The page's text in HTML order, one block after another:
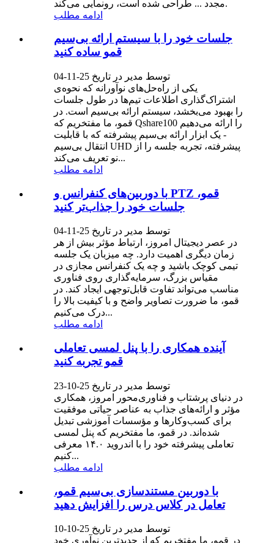
مجدد ... طراحی شده است، رونمایی می‌کند.
ادامه مطلب
جلسات خود را با سیستم ارائه بی‌سیم
قمو ساده کنید
توسط مدیر در تاریخ 25-11-04
یکی از راه‌حل‌های نوآورانه که نحوه‌ی
اشتراک‌گذاری اطلاعات تیم‌ها در طول جلسات
را بهبود می‌بخشد، سیستم ارائه بی‌سیم است. در
قمو، ما مفتخریم که Qshare100 را ارائه می‌دهیم
- یک ابزار ارائه بی‌سیم پیشرفته که با قابلیت
انتقال بی‌سیم UHD پیشرفته، تجربه جلسه را از
نو تعریف می‌کند...
ادامه مطلب
با دوربین‌های کنفرانس و PTZ قمو،
جلسات خود را جذاب‌تر کنید
توسط مدیر در تاریخ 25-11-04
در عصر دیجیتال امروز، ارتباط مؤثر بیش از هر
زمان دیگری اهمیت دارد. چه میزبان یک جلسه
تیمی کوچک باشید و چه یک کنفرانس مجازی در
مقیاس بزرگ، سرمایه‌گذاری روی فناوری
مناسب می‌تواند تفاوت قابل‌توجهی ایجاد کند. در
قمو، ما ضرورت تصاویر واضح و با کیفیت بالا را
درک می‌کنیم...
ادامه مطلب
آینده همکاری را با پنل لمسی تعاملی
قمو تجربه کنید
توسط مدیر در تاریخ 25-10-23
در دنیای پرشتاب و فناوری‌محور امروز، همکاری
مؤثر و ارائه‌های جذاب به عناصر حیاتی موفقیت
برای کسب‌وکارها و مؤسسات آموزشی تبدیل
شده‌اند. در قمو، ما مفتخریم که پنل لمسی
تعاملی پیشرفته خود را با اندروید ۱۴.۰ معرفی
کنیم...
ادامه مطلب
با دوربین مستندسازی بی‌سیم قمو،
تعامل در کلاس درس را افزایش دهید
توسط مدیر در تاریخ 25-10-10
در قمو، ما مفتخریم که از جدیدترین نوآوری خود